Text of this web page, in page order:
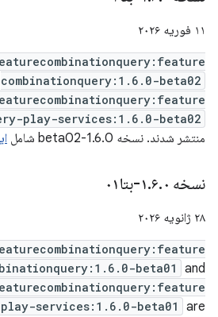
۱۱ فوریه ۲۰۲۶
combinationquery:1.6.0-beta02
play-services:1.6.0-beta02
منتشر شدند. نسخه 1.6.0-beta02 شامل
نسخه ۱ .۶.۰-بتا۰۱
۲۸ ژانویه ۲۰۲۶
beta01
and
services:1.6.0-beta01
are